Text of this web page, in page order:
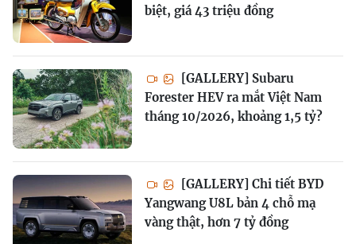
biệt, giá 43 triệu đồng
[GALLERY] Subaru
Forester HEV ra mắt Việt Nam
tháng 10/2026, khoảng 1,5 tỷ?
[GALLERY] Chi tiết BYD
Yangwang U8L bản 4 chỗ mạ
vàng thật, hơn 7 tỷ đồng